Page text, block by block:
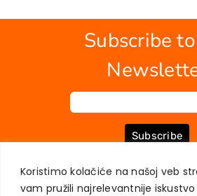
Koristimo kolačiće na našoj veb
vam pružili najrelevantnije
Subscribe
Subscribe